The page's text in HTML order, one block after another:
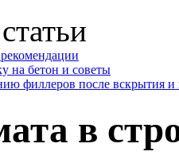
на бетон и советы
филлеров после вскрытия и
в